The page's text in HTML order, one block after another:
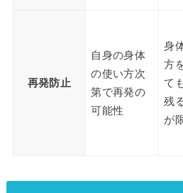
再発防止
自身の身体
の使い方次
第で再発の
可能性
身
方
て
残
が